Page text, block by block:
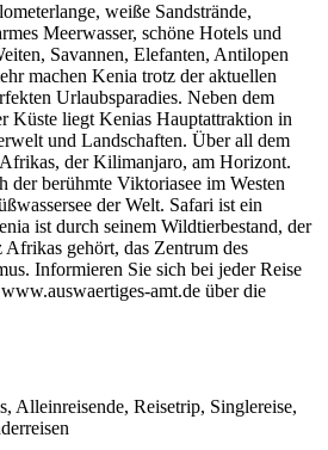
weiße Sandstrände,
Meerwasser, schöne Hotels und
Savannen, Elefanten, Antilopen
machen Kenia trotz der aktuellen
Urlaubsparadies. Neben dem
Küste liegt Kenias Hauptattraktion in
und Landschaften. Über all dem
der Kilimanjaro, am Horizont.
der berühmte Viktoriasee im Westen
der Welt. Safari ist ein
ist durch seinem Wildtierbestand, der
Afrikas gehört, das Zentrum des
Informieren Sie sich bei jeder Reise
www.auswaertiges-amt.de über die
Alleinreisende, Reisetrip, Singlereise,